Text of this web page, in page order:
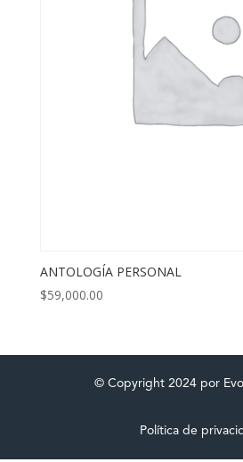
ANTOLOGÍA PERSONAL
$59,000.00
© Copyright 2024 por
Política de